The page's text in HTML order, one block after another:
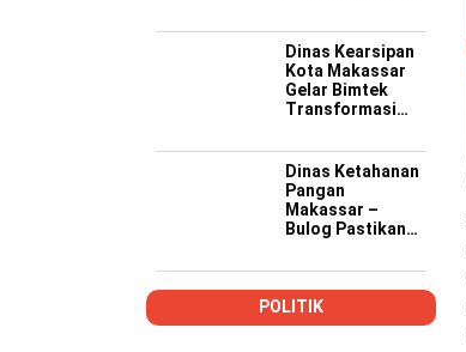
Transparan,
Musyawarah
Berakhir dengan
Kesepakatan
Dinas Kearsipan
Kota Makassar
Gelar Bimtek
Transformasi
Yogyakarta
Dinas Ketahanan
Pangan
Makassar –
Bulog Pastikan
Distribusi
Bantuan Pangan
Aman
POLITIK